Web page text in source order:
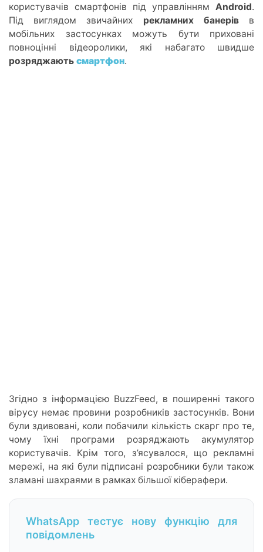
користувачів смартфонів під управлінням Android.
Під виглядом звичайних рекламних банерівв
мобільних застосунках можуть бути приховані
повноцінні відеоролики, які набагато швидше
розряджають смартфон.
Згідно з інформацією BuzzFeed, в поширенні такого
вірусу немає провини розробників застосунків. Вони
були здивовані, коли побачили кількість скарг про те,
чому їхні програми розряджають акумулятор
користувачів. Крім того, з’ясувалося, що рекламні
мережі, на які були підписані розробники були також
зламані шахраями в рамках більшої кіберафери.
WhatsApp тестує нову функцію для
повідомлень